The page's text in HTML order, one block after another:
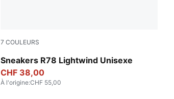
7 COULEURS
Sneakers R78 Lightwind Unisexe
PUMA White-Blue Jewel-Silver Mist
CHF 38,00
À l'origine:CHF 55,00